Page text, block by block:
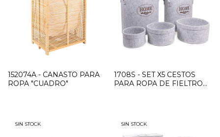
152074A - CANASTO PARA
ROPA "CUADRO"
1708S - SET X5 CESTOS
PARA ROPA DE FIELTRO
SIN STOCK SIN STOCK